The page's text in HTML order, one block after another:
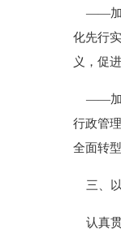
——加
化先行
义，促
——加
行政管
全面转
三、以
认真贯